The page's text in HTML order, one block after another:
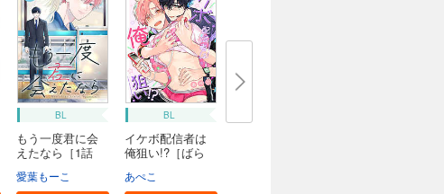
BL
もう一度君に会
えたなら［1話
愛葉もーこ
BL
イケボ配信者は
俺狙い!?［ばら
あぺこ